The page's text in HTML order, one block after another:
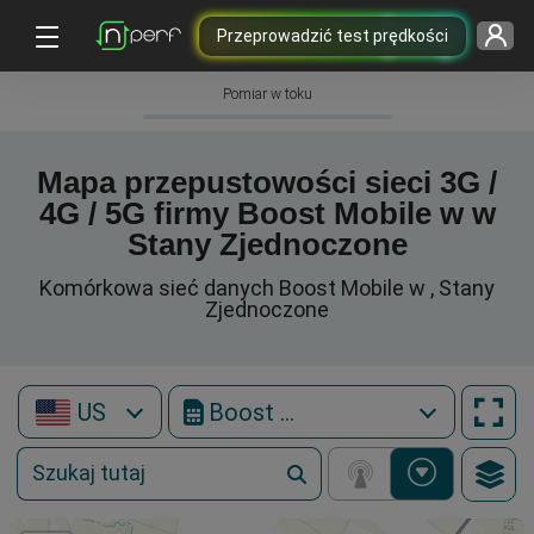
Przeprowadzić test prędkości
Pomiar w toku
Mapa przepustowości sieci 3G /
4G / 5G firmy Boost Mobile w w
Stany Zjednoczone
Komórkowa sieć danych Boost Mobile w , Stany
Zjednoczone
US Boost Mobile